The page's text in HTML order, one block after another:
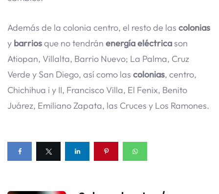
Además de la colonia centro, el resto de las colonias
y barriosque no tendrán energíaeléctricason
Atiopan, Villalta, Barrio Nuevo; La Palma, Cruz
Verde y San Diego, así como las colonias, centro,
Chichihua i y II, Francisco Villa, El Fenix, Benito
Juárez, Emiliano Zapata, las Cruces y Los Ramones.